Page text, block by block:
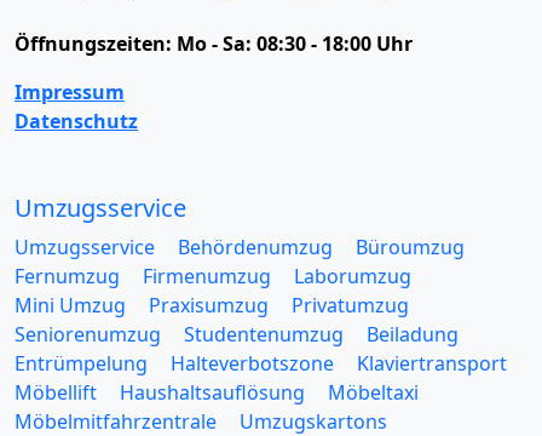
Öffnungszeiten: Mo - Sa: 08:30 - 18:00 Uhr
Impressum
Datenschutz
Umzugsservice
Umzugsservice Behördenumzug
Büroumzug
Fernumzug
Firmenumzug
Laborumzug
Mini Umzug
Praxisumzug
Privatumzug
Seniorenumzug
Studentenumzug
Beiladung
Entrümpelung
Halteverbotszone
Klaviertransport
Möbellift
Haushaltsauflösung
Möbeltaxi
Möbelmitfahrzentrale
Umzugskartons